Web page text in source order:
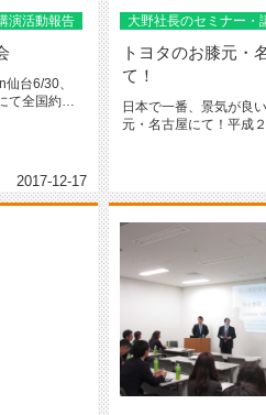
演活動報告
台6/30、
て全国約５
2017-12-17
大野社長のセミナー・
トヨタのお膝元・
て！
日本で一番、景気が良
元・名古屋にて！平成